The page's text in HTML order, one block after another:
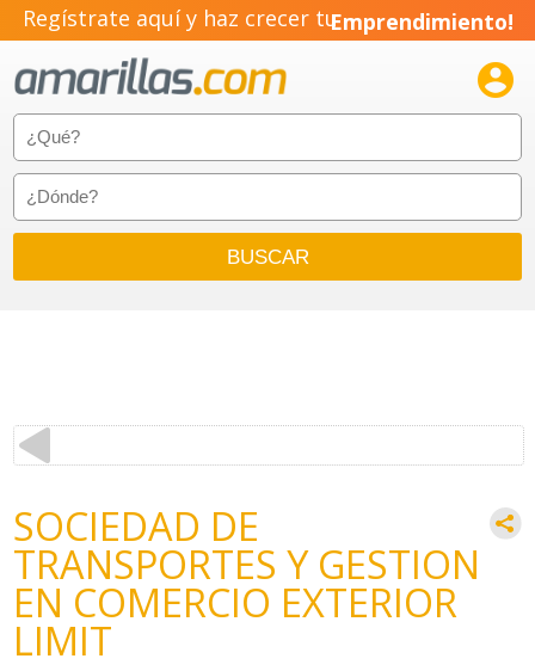
Regístrate aquí y haz crecer tuEmprendimiento!

SOCIEDAD DE
TRANSPORTES Y GESTION
EN COMERCIO EXTERIOR
LIMIT